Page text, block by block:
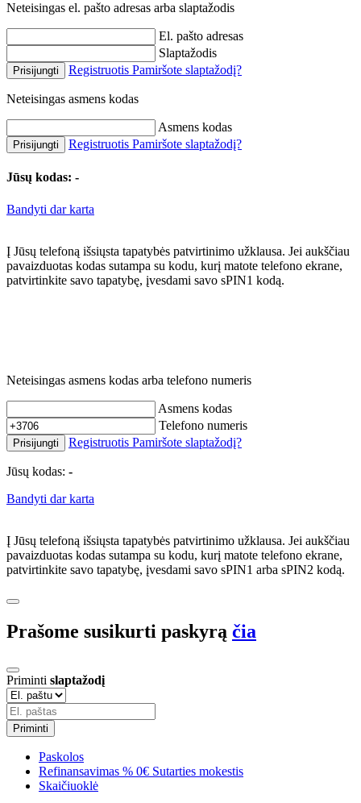
Neteisingas el. pašto adresas arba slaptažodis
El. pašto adresas
Slaptažodis
Prisijungti Registruotis Pamiršote slaptažodį?
Neteisingas asmens kodas
Asmens kodas
Prisijungti Registruotis Pamiršote slaptažodį?
Jūsų kodas: -
Bandyti dar karta
Į Jūsų telefoną išsiųsta tapatybės patvirtinimo užklausa. Jei aukščiau
pavaizduotas kodas sutampa su kodu, kurį matote telefono ekrane,
patvirtinkite savo tapatybę, įvesdami savo sPIN1 kodą.
Neteisingas asmens kodas arba telefono numeris
Asmens kodas
Telefono numeris
Prisijungti Registruotis Pamiršote slaptažodį?
Jūsų kodas: -
Bandyti dar karta
Į Jūsų telefoną išsiųsta tapatybės patvirtinimo užklausa. Jei aukščiau
pavaizduotas kodas sutampa su kodu, kurį matote telefono ekrane,
patvirtinkite savo tapatybę, įvesdami savo sPIN1 arba sPIN2 kodą.
Prašome susikurti paskyrą čia
Priminti slaptažodį
Priminti
Paskolos
Refinansavimas % 0€ Sutarties mokestis
Skaičiuoklė